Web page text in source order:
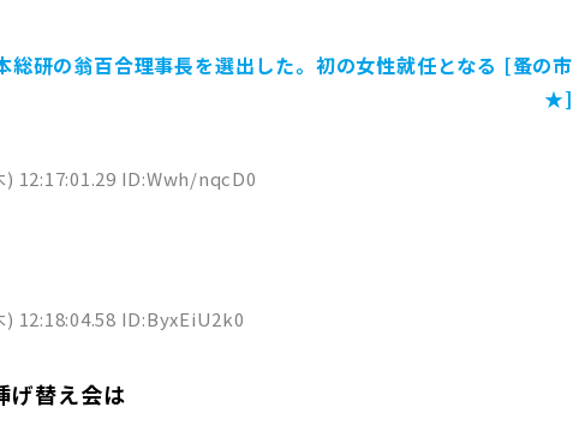
総研の翁百合理事長を選出した。初の女性就任となる [蚤の市
★]
12:17:01.29 ID:Wwh/nqcD0
12:18:04.58 ID:ByxEiU2k0
げ替え会は